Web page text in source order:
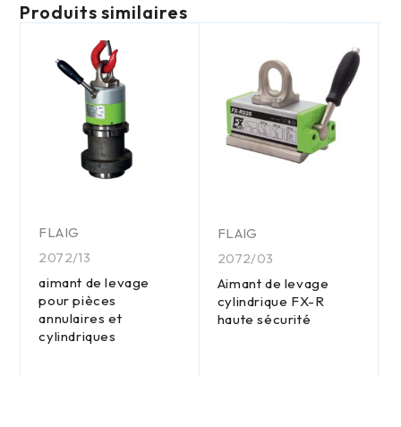
Produits similaires
FLAIG
2072/13
aimant de levage
pour pièces
annulaires et
cylindriques
FLAIG
2072/03
Aimant de levage
cylindrique FX-R
haute sécurité